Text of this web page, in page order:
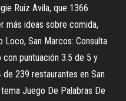
Ruiz Avila, que 1366
más ideas sobre comida,
San Marcos: Consulta
puntuación 3.5 de 5 y
239 restaurantes en San
Juego De Palabras De